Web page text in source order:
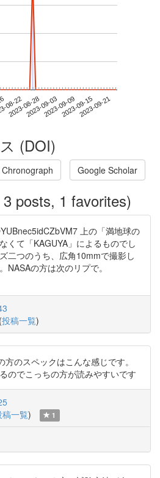
08-22
2023-08-282023-09-032023-09-092023-09-152023-09-21
(DOI)
Chronograph Google Scholar
posts, 1 favorites)
上の「満地球の
くて「KAGUYA」によるものでし
二つのうち、広角10mmで撮影し
NASAの方は次のリプで。
(投稿一覧)
のスペックはこんな感じです。
のでこっちの方が読みやすいです
稿一覧) 1